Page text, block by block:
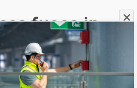
fuoco in
del